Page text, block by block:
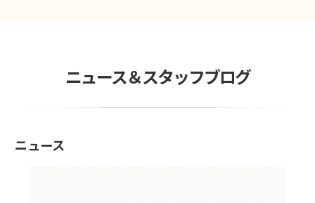
ニュース＆スタッフブログ
ニュース